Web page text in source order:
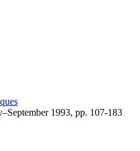
1993, pp. 107-183